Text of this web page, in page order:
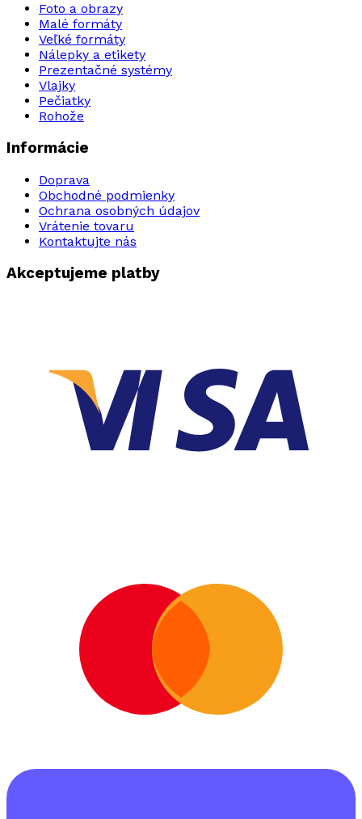
Foto a obrazy
Malé formáty
Veľké formáty
Nálepky a etikety
Prezentačné systémy
Vlajky
Pečiatky
Rohože
Informácie
Doprava
Obchodné podmienky
Ochrana osobných údajov
Vrátenie tovaru
Kontaktujte nás
Akceptujeme platby